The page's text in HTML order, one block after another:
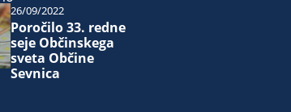
Poročilo 33. redne
seje Občinskega
sveta Občine
Sevnica
26/09/2022